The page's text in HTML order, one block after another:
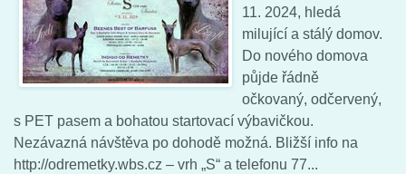
11. 2024, hledá
milující a stálý domov.
Do nového domova
půjde řádně
očkovaný, odčervený,
s PET pasem a bohatou startovací výbavičkou.
Nezávazná návštěva po dohodě možná. Bližší info na
http://odremetky.wbs.cz – vrh „S“ a telefonu 77...